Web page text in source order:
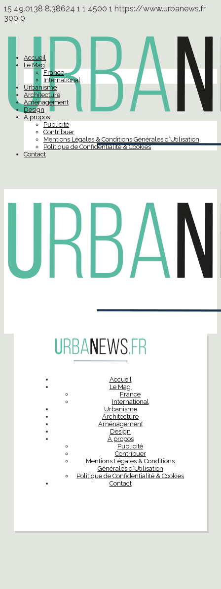
15 49.0138 8.38624 1 1 4500 1 https://www.urbanews.fr
300 0
Accueil
Le Mag’
France
International
Urbanisme
Architecture
Aménagement
Design
À propos
Publicité
Contribuer
Mentions Légales & Conditions Générales d’Utilisation
Politique de Confidentialité & Cookies
Contact
Accueil
Le Mag’
France
International
Urbanisme
Architecture
Aménagement
Design
À propos
Publicité
Contribuer
Mentions Légales & Conditions
Générales d’Utilisation
Politique de Confidentialité & Cookies
Contact